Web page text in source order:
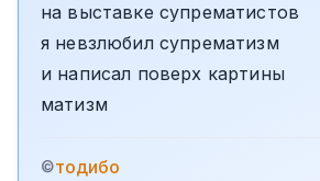
на выставке супрематистов
я невзлюбил супрематизм
и написал поверх картины
матизм
©тодибо